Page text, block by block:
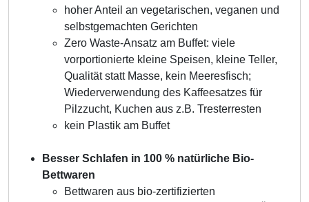
hoher Anteil an vegetarischen, veganen und
selbstgemachten Gerichten
Zero Waste-Ansatz am Buffet: viele
vorportionierte kleine Speisen, kleine Teller,
Qualität statt Masse, kein Meeresfisch;
Wiederverwendung des Kaffeesatzes für
Pilzzucht, Kuchen aus z.B. Tresterresten
kein Plastik am Buffet
Besser Schlafen in 100 % natürliche Bio-
Bettwaren
Bettwaren aus bio-zertifizierten